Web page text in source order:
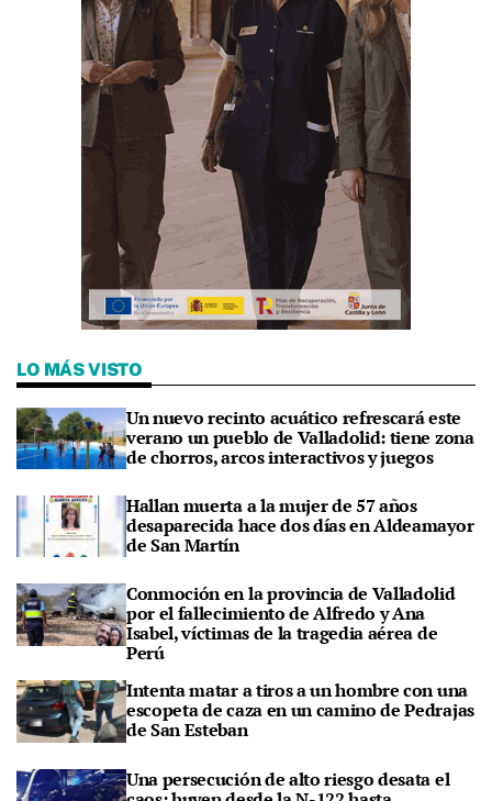
LO MÁS VISTO
Un nuevo recinto acuático refrescará este
verano un pueblo de Valladolid: tiene zona
de chorros, arcos interactivos y juegos
Hallan muerta a la mujer de 57 años
desaparecida hace dos días en Aldeamayor
de San Martín
Conmoción en la provincia de Valladolid
por el fallecimiento de Alfredo y Ana
Isabel, víctimas de la tragedia aérea de
Perú
Intenta matar a tiros a un hombre con una
escopeta de caza en un camino de Pedrajas
de San Esteban
Una persecución de alto riesgo desata el